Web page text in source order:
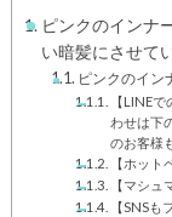
ピンクのインナ
い暗髪にさせて
ピンクのイン
【LINE
わせは下
のお客様
【ホット
【マシ
【SNSも